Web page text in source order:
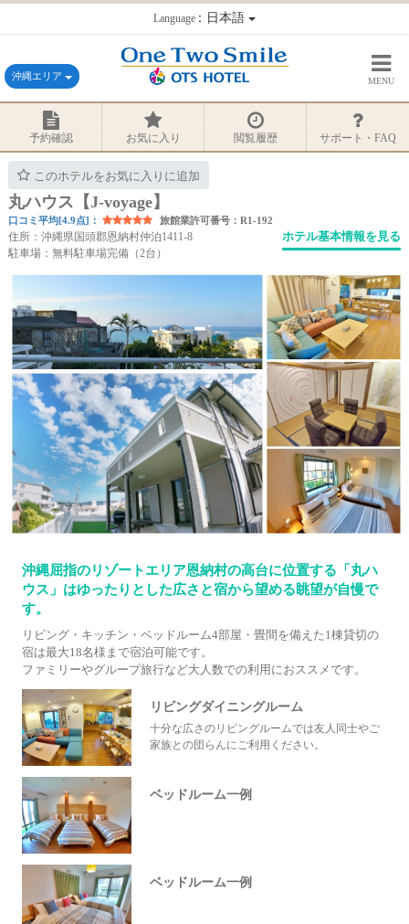
Language：日本語
沖縄エリア MENU
予約確認 お気に入り 閲覧履歴 サポート・FAQ
このホテルをお気に入りに追加
丸ハウス【J-voyage】
口コミ平均[4.9点]： 旅館業許可番号：R1-192
住所：沖縄県国頭郡恩納村仲泊1411-8
駐車場：無料駐車場完備（2台）
ホテル基本情報を見る
沖縄屈指のリゾートエリア恩納村の高台に位置する「丸ハ
ウス」はゆったりとした広さと宿から望める眺望が自慢で
す。
リビング・キッチン・ベッドルーム4部屋・畳間を備えた1棟貸切の
宿は最大18名様まで宿泊可能です。
ファミリーやグループ旅行など大人数での利用におススメです。
リビングダイニングルーム
十分な広さのリビングルームでは友人同士やご
家族との団らんにご利用ください。
ベッドルーム一例
ベッドルーム一例